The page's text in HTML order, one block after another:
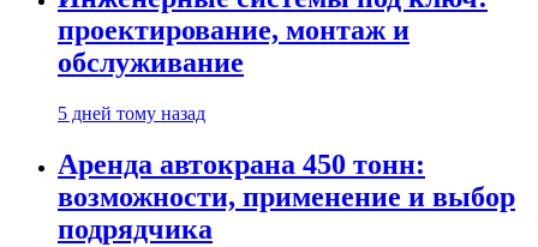
проектирование, монтаж и
обслуживание
5 дней тому назад
Аренда автокрана 450 тонн:
возможности, применение и выбор
подрядчика